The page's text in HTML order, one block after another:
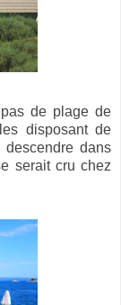
de plage de
disposant de
dans
serait cru chez